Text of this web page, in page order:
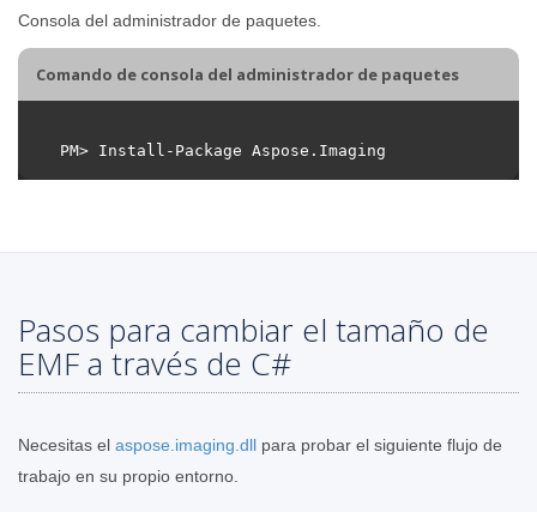
Consola del administrador de paquetes.
Comando de consola del administrador de paquetes
Pasos para cambiar el tamaño de
EMF a través de C#
Necesitas el aspose.imaging.dll para probar el siguiente flujo de
trabajo en su propio entorno.